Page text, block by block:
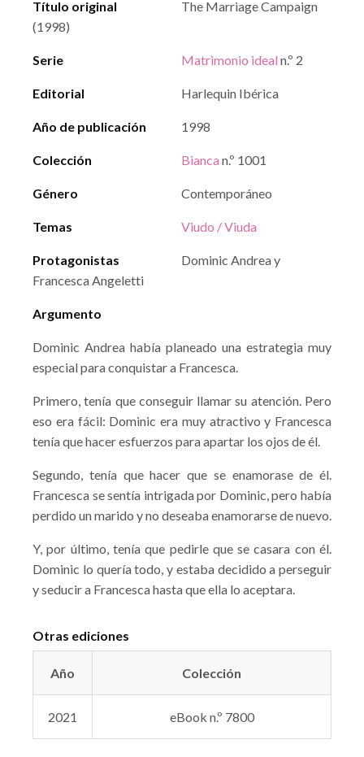
Título original
The Marriage Campaign
(1998)
Serie Matrimonio ideal n.º 2
Editorial Harlequin Ibérica
Año de publicación 1998
Colección Bianca n.º 1001
Género Contemporáneo
Temas Viudo / Viuda
Protagonistas
Dominic Andrea y
Francesca Angeletti
Argumento
Dominic Andrea había planeado una estrategia muy
especial para conquistar a Francesca.
Primero, tenía que conseguir llamar su atención. Pero
eso era fácil: Dominic era muy atractivo y Francesca
tenía que hacer esfuerzos para apartar los ojos de él.
Segundo, tenía que hacer que se enamorase de él.
Francesca se sentía intrigada por Dominic, pero había
perdido un marido y no deseaba enamorarse de nuevo.
Y, por último, tenía que pedirle que se casara con él.
Dominic lo quería todo, y estaba decidido a perseguir
y seducir a Francesca hasta que ella lo aceptara.
Otras ediciones
Año Colección
2021 eBook n.º 7800